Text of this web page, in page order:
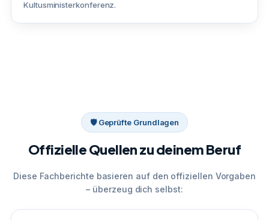
Kultusministerkonferenz.
🛡 Geprüfte Grundlagen
Offizielle Quellen zu deinem Beruf
Diese Fachberichte basieren auf den offiziellen Vorgaben
– überzeug dich selbst: